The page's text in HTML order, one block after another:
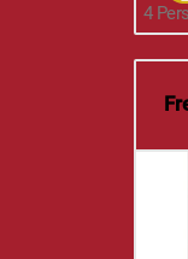
4